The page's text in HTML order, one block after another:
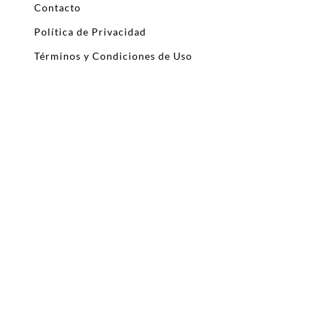
Contacto
Política de Privacidad
Términos y Condiciones de Uso